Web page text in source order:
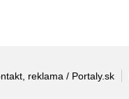
reklama / Portaly.sk